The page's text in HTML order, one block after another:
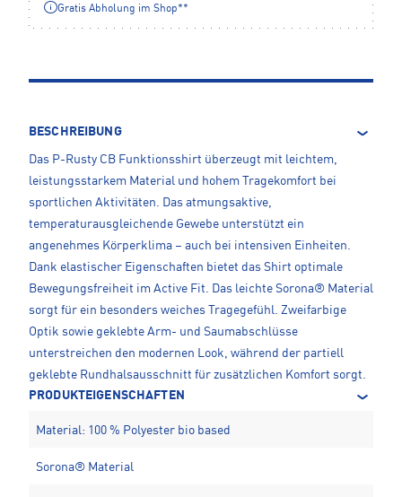
Gratis Abholung im Shop**
BESCHREIBUNG
Das P-Rusty CB Funktionsshirt überzeugt mit leichtem,
leistungsstarkem Material und hohem Tragekomfort bei
sportlichen Aktivitäten. Das atmungsaktive,
temperaturausgleichende Gewebe unterstützt ein
angenehmes Körperklima – auch bei intensiven Einheiten.
Dank elastischer Eigenschaften bietet das Shirt optimale
Bewegungsfreiheit im Active Fit. Das leichte Sorona® Material
sorgt für ein besonders weiches Tragegefühl. Zweifarbige
Optik sowie geklebte Arm- und Saumabschlüsse
unterstreichen den modernen Look, während der partiell
geklebte Rundhalsausschnitt für zusätzlichen Komfort sorgt.
PRODUKTEIGENSCHAFTEN
Material: 100 % Polyester bio based
Sorona® Material